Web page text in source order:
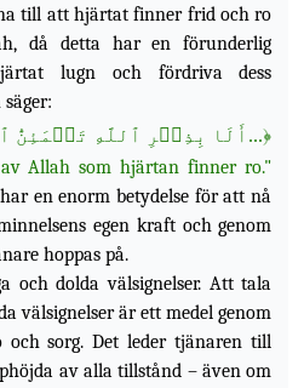
till att hjärtat finner frid och ro
då detta har en förunderlig
lugn och fördriva dess
﴿...أَلَا بِذِكۡرِ ٱللَّهِ تَطۡمَئِنُّ
Allah som hjärtan finner ro."
en enorm betydelse för att nå
egen kraft och genom
hoppas på.
och dolda välsignelser. Att tala
välsignelser är ett medel genom
sorg. Det leder tjänaren till
av alla tillstånd – även om